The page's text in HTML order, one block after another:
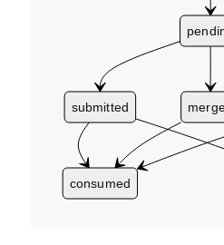
submitted
consumed